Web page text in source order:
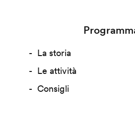
La storia
Le attività
Consigli